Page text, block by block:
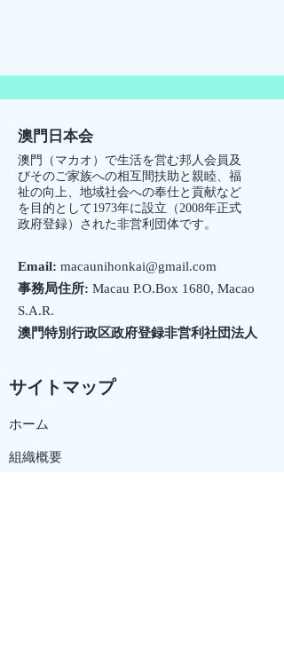
澳門日本会
澳門（マカオ）で生活を営む邦人会員及
びそのご家族への相互間扶助と親睦、福
祉の向上、地域社会への奉仕と貢献など
を目的として1973年に設立（2008年正式
政府登録）された非営利団体です。
Email: macaunihonkai@gmail.com
事務局住所: Macau P.O.Box 1680, Macao
S.A.R.
澳門特別行政区政府登録非営利社団法人
サイトマップ
ホーム
組織概要